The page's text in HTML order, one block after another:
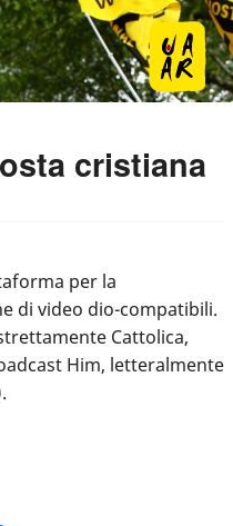
cristiana
per la
di video dio-compatibili.
Cattolica,
Him, letteralmente